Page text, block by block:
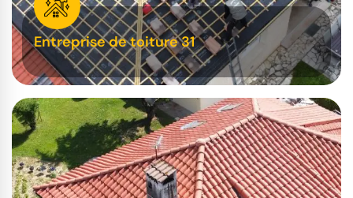
Entreprise de toiture 31